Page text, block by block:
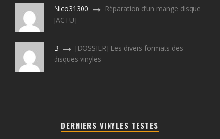
Nico31300
Réparation d’un mange disque
[ACTU]
B
[DOSSIER] Les divers formats des
disques vinyles
DERNIERS VINYLES TESTES